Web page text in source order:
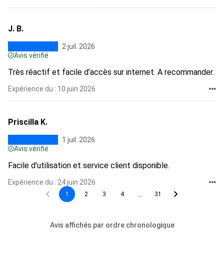
J. B.
2 juil. 2026
Avis vérifié
Très réactif et facile d’accès sur internet. A recommander.
Expérience du : 10 juin 2026
Priscilla K.
1 juil. 2026
Avis vérifié
Facile d'utilisation et service client disponible.
Expérience du : 24 juin 2026
1 2 3 4 31
Avis affichés par ordre chronologique